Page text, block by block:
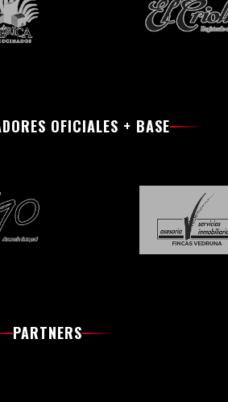
OFICIALES + BASE
PARTNERS